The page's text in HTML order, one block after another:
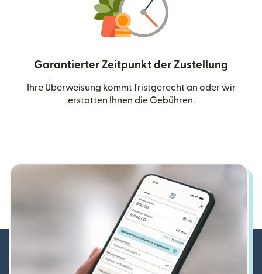
Garantierter Zeitpunkt der Zustellung
Ihre Überweisung kommt fristgerecht an oder wir
erstatten Ihnen die Gebühren.